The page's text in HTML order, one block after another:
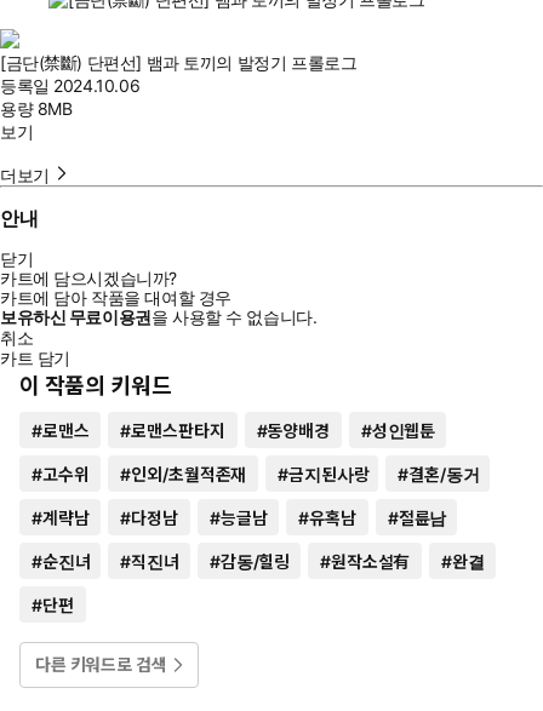
[금단(禁斷) 단편선] 뱀과 토끼의 발정기 프롤로그
등록일 2024.10.06
용량 8MB
보기
더보기
안내
닫기
카트에 담으시겠습니까?
카트에 담아 작품을 대여할 경우
보유하신 무료이용권을 사용할 수 없습니다.
취소
카트 담기
이 작품의 키워드
#로맨스 #로맨스판타지 #동양배경 #성인웹툰
#고수위 #인외/초월적존재 #금지된사랑 #결혼/동거
#계략남 #다정남 #능글남 #유혹남 #절륜남
#순진녀 #직진녀 #감동/힐링 #원작소설有 #완결
#단편
다른 키워드로 검색